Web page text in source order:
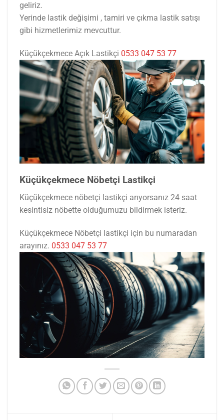
geliriz.
Yerinde lastik değişimi , tamiri ve çıkma lastik satışı
gibi hizmetlerimiz mevcuttur.
Küçükçekmece Açık Lastikçi 0533 047 53 77
Küçükçekmece Nöbetçi Lastikçi
Küçükçekmece nöbetçi lastikçi arıyorsanız 24 saat
kesintisiz nöbette olduğumuzu bildirmek isteriz.
Küçükçekmece Nöbetçi lastikçi için bu numaradan
arayınız. 0533 047 53 77